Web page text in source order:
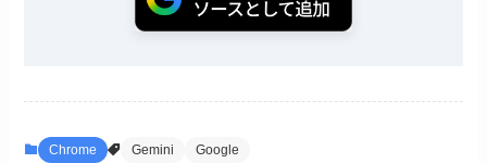
Chrome Gemini Google